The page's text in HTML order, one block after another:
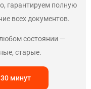
гарантируем полную
всех документов.
состоянии —
старые.
минут